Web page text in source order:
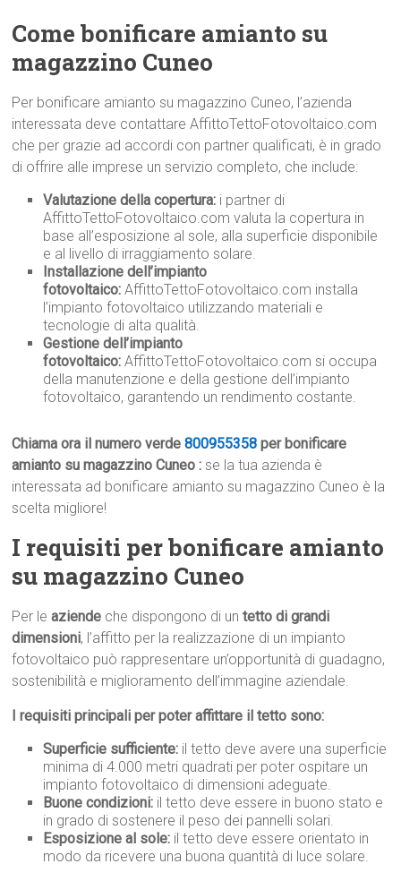
Come bonificare amianto su
magazzino Cuneo
Per bonificare amianto su magazzino Cuneo, l’azienda
interessata deve contattare AffittoTettoFotovoltaico.com
che per grazie ad accordi con partner qualificati, è in grado
di offrire alle imprese un servizio completo, che include:
Valutazione della copertura: i partner di
AffittoTettoFotovoltaico.com valuta la copertura in
base all’esposizione al sole, alla superficie disponibile
e al livello di irraggiamento solare.
Installazione dell’impianto
fotovoltaico: AffittoTettoFotovoltaico.com installa
l’impianto fotovoltaico utilizzando materiali e
tecnologie di alta qualità.
Gestione dell’impianto
fotovoltaico: AffittoTettoFotovoltaico.com si occupa
della manutenzione e della gestione dell’impianto
fotovoltaico, garantendo un rendimento costante.
Chiama ora il numero verde800955358 per bonificare
amianto su magazzino Cuneo : se la tua azienda è
interessata ad bonificare amianto su magazzino Cuneo è la
scelta migliore!
I requisiti per bonificare amianto
su magazzino Cuneo
Per leaziende che dispongono di untetto di grandi
dimensioni, l’affitto per la realizzazione di un impianto
fotovoltaico può rappresentare un’opportunità di guadagno,
sostenibilità e miglioramento dell’immagine aziendale.
I requisiti principali per poter affittare il tetto sono:
Superficie sufficiente: il tetto deve avere una superficie
minima di 4.000 metri quadrati per poter ospitare un
impianto fotovoltaico di dimensioni adeguate.
Buone condizioni: il tetto deve essere in buono stato e
in grado di sostenere il peso dei pannelli solari.
Esposizione al sole: il tetto deve essere orientato in
modo da ricevere una buona quantità di luce solare.